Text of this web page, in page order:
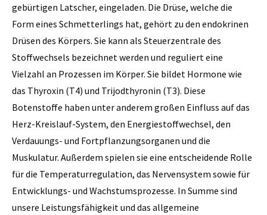
gebürtigen Latscher, eingeladen. Die Drüse, welche die
Form eines Schmetterlings hat, gehört zu den endokrinen
Drüsen des Körpers. Sie kann als Steuerzentrale des
Stoffwechsels bezeichnet werden und reguliert eine
Vielzahl an Prozessen im Körper. Sie bildet Hormone wie
das Thyroxin (T4) und Trijodthyronin (T3). Diese
Botenstoffe haben unter anderem großen Einfluss auf das
Herz-Kreislauf-System, den Energiestoffwechsel, den
Verdauungs- und Fortpflanzungsorganen und die
Muskulatur. Außerdem spielen sie eine entscheidende Rolle
für die Temperaturregulation, das Nervensystem sowie für
Entwicklungs- und Wachstumsprozesse. In Summe sind
unsere Leistungsfähigkeit und das allgemeine